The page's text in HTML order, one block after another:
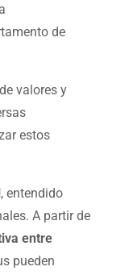
de
valores y
estos
, entendido
A partir de
entre
pueden